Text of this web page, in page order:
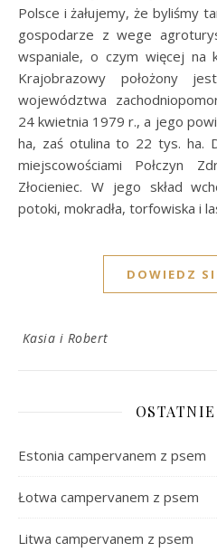
Polsce i żałujemy, że byliśmy
gospodarze z wege
wspaniale, o czym więcej na
Krajobrazowy położony
województwa
24 kwietnia 1979 r., a jego
ha, zaś otulina to 22 tys. ha.
miejscowościami Połczyn
Złocieniec. W jego skład
potoki, mokradła, torfowiska i
DOWIEDZ
Kasia i Robert
Estonia campervanem z psem
Łotwa campervanem z psem
Litwa campervanem z psem